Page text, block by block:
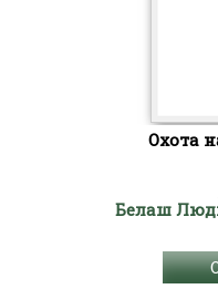
Охота
Белаш